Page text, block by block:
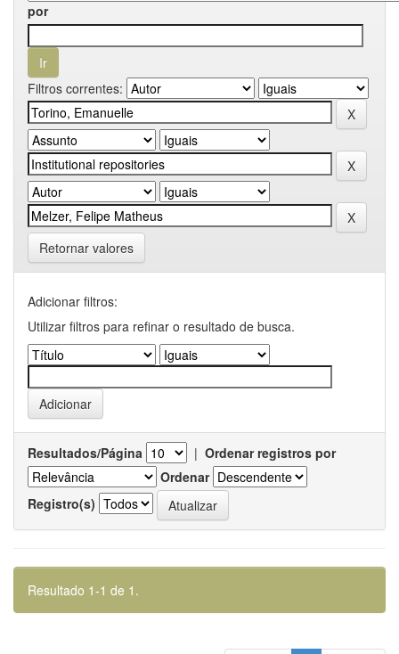
por
Filtros correntes:
Retornar valores
Adicionar filtros:
Utilizar filtros para refinar o resultado de busca.
Resultados/Página | Ordenar registros por
Ordenar
Registro(s)
Resultado 1-1 de 1.